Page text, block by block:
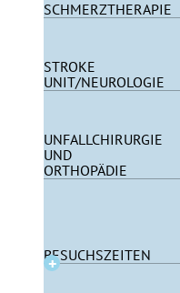
SCHMERZTHERAPIE
STROKE
UNIT/NEUROLOGIE
UNFALLCHIRURGIE
UND
ORTHOPÄDIE
BESUCHSZEITEN